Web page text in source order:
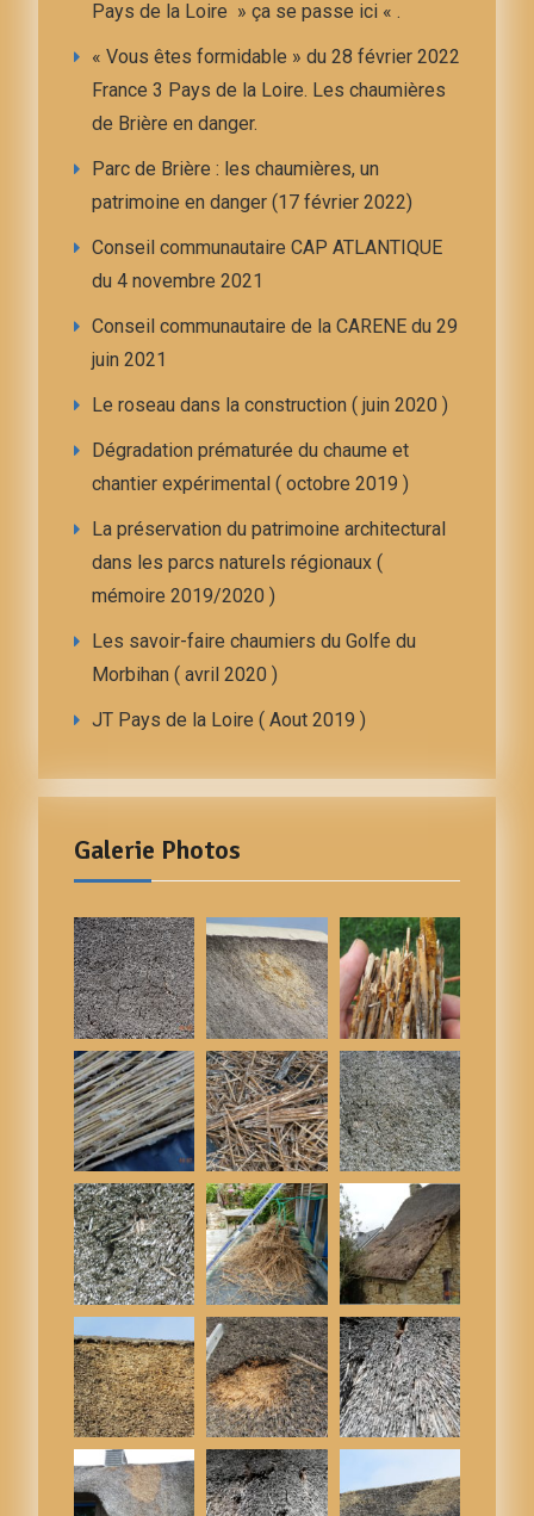
Pays de la Loire » ça se passe ici « .
« Vous êtes formidable » du 28 février 2022
France 3 Pays de la Loire. Les chaumières
de Brière en danger.
Parc de Brière : les chaumières, un
patrimoine en danger (17 février 2022)
Conseil communautaire CAP ATLANTIQUE
du 4 novembre 2021
Conseil communautaire de la CARENE du 29
juin 2021
Le roseau dans la construction ( juin 2020 )
Dégradation prématurée du chaume et
chantier expérimental ( octobre 2019 )
La préservation du patrimoine architectural
dans les parcs naturels régionaux (
mémoire 2019/2020 )
Les savoir-faire chaumiers du Golfe du
Morbihan ( avril 2020 )
JT Pays de la Loire ( Aout 2019 )
Galerie Photos